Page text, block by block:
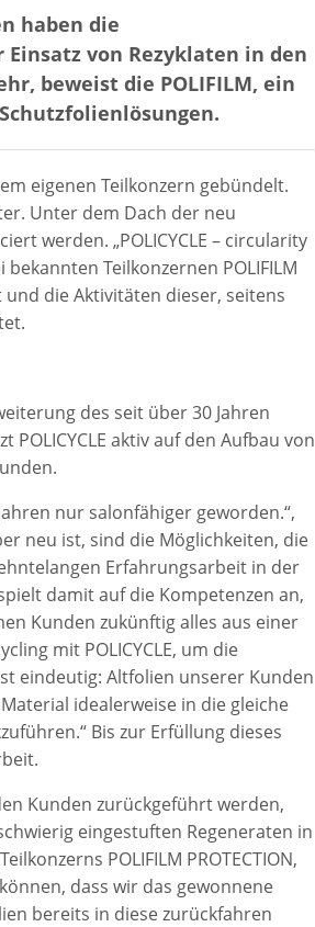
haben die
von Rezyklaten in den
beweist die POLIFILM, ein
eigenen Teilkonzern gebündelt.
Unter dem Dach der neu
werden. „POLICYCLE – circularity
Teilkonzernen POLIFILM
und die Aktivitäten dieser, seitens
des seit über 30 Jahren
aktiv auf den Aufbau von
nur salonfähiger geworden.“,
neu ist, sind die Möglichkeiten, die
Erfahrungsarbeit in der
damit auf die Kompetenzen an,
Kunden zukünftig alles aus einer
mit POLICYCLE, um die
eindeutig: Altfolien unserer Kunden
idealerweise in die gleiche
Bis zur Erfüllung dieses
Kunden zurückgeführt werden,
eingestuften Regeneraten in
POLIFILM PROTECTION,
dass wir das gewonnene
bereits in diese zurückfahren